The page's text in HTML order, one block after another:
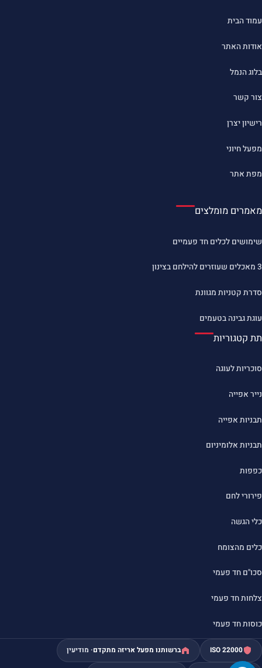
עמוד הבית
אודות האתר
בלוג הנמל
צור קשר
רישיון יצרן
מפעל חיוני
מפת אתר
מאמרים מומלצים
שימושים לכלים חד פעמיים
3 מאכלים שעוזרים להילחם בצינון
סדרת קטניות מגוונת
עוגת גבינה בטעמים
תת קטגוריות
סוכריות לעוגה
נייר אפייה
תבניות אפייה
תבניות אלומיניום
כפפות
פירורי לחם
כלי הגשה
כלים מהצומח
סכו"ם חד פעמי
צלחות חד פעמי
כוסות חד פעמי
ISO 22000 ברשותנו מפעל אריזה מתקדם· מודיעין